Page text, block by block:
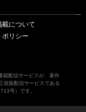
載について
ポリシー
籍配信サービスが、著作
規版配信サービスである
号）です。